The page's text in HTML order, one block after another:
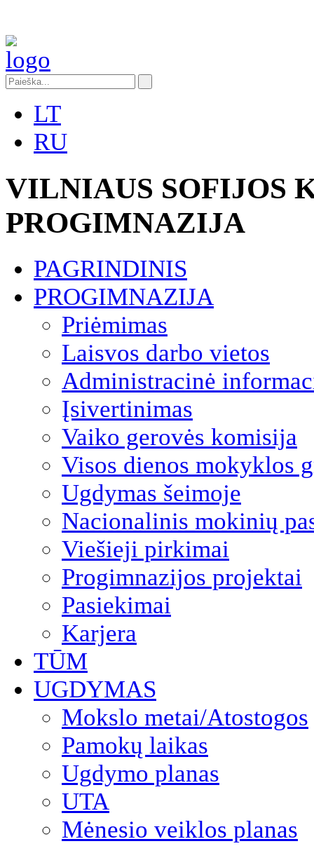
LT
RU
VILNIAUS SOFIJOS
PROGIMNAZIJA
PAGRINDINIS
PROGIMNAZIJA
Priėmimas
Laisvos darbo vietos
Administracinė
Įsivertinimas
Vaiko gerovės komisija
Visos dienos mokyklos
Ugdymas šeimoje
Nacionalinis mokinių
Viešieji pirkimai
Progimnazijos projektai
Pasiekimai
Karjera
TŪM
UGDYMAS
Mokslo metai/Atostogos
Pamokų laikas
Ugdymo planas
UTA
Mėnesio veiklos planas